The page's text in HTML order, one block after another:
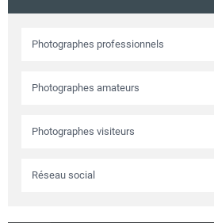
Circuits touristiques
Régions
Photographes professionnels
Photographes amateurs
Photographes visiteurs
Réseau social